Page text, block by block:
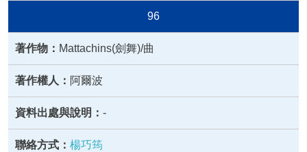
96
Mattachins(劍舞)/曲
阿爾波
-
楊巧筠